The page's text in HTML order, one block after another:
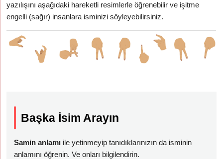
yazılışını aşağıdaki hareketli resimlerle öğrenebilir ve işitme
engelli (sağır) insanlara isminizi söyleyebilirsiniz.
Başka İsim Arayın
Samin anlamı ile yetinmeyip tanıdıklarınızın da isminin
anlamını öğrenin. Ve onları bilgilendirin.